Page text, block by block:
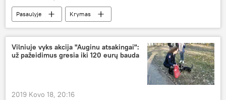
Pasaulyje
Krymas
Vladimiras Putinas
Vilniuje vyks akcija "Auginu atsakingai":
už pažeidimus gresia iki 120 eurų bauda
2019 Kovo 18, 20:16